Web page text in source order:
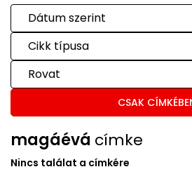
Dátum szerint
Cikk típusa
Rovat
CSAK
magáévá címke
Nincs találat a címkére